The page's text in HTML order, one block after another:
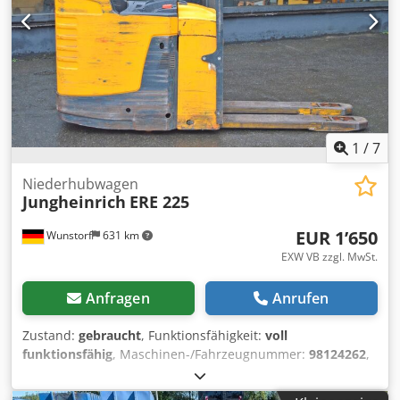
Umbauten jeglicher Art auf Kundenwunsch möglich.
Internationaler Transport mit passenden Fahrzeugen und
Zollabfertigung auf Anfrage möglich. Überzeugen Sie sich
selbst und besuchen Sie uns in unserem Werk. Dodpfx
Apey Rm E Uebjck Friedmann Forklifts - Unser
Qualitätsversprechen Volle Funktionalität nach FEM-4.004
Gewartete & getestete (C5-Test) Batterie bei Elektrogeräten
(min. 70% Kapazität)
1 /7
Wunstorf 631 km
Niederhubwagen
Jungheinrich ERE 225
EUR 1’650
EXW VB zzgl. MwSt.
Anfragen Anrufen
Zustand: gebraucht, Funktionsfähigkeit: voll
funktionsfähig, Maschinen-/Fahrzeugnummer: 98124262,
, Betriebsstunden:
kg, Hubhöhe:200 mm, Kraftstofftyp:elektrisch,